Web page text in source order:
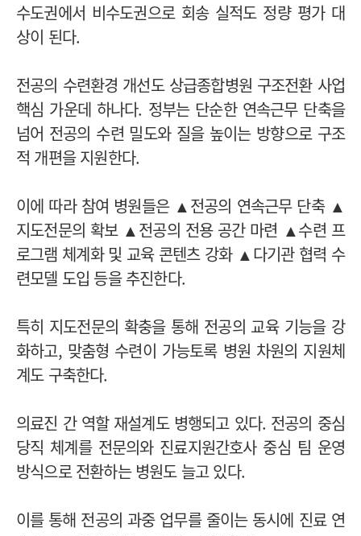
수도권에서 비수도권으로 회송 실적도 정량 평가 대
상이 된다.
전공의 수련환경 개선도 상급종합병원 구조전환 사업
핵심 가운데 하나다. 정부는 단순한 연속근무 단축을
넘어 전공의 수련 밀도와 질을 높이는 방향으로 구조
적 개편을 지원한다.
이에 따라 참여 병원들은 ▲전공의 연속근무 단축 ▲
지도전문의 확보 ▲전공의 전용 공간 마련 ▲수련 프
로그램 체계화 및 교육 콘텐츠 강화 ▲다기관 협력 수
련모델 도입 등을 추진한다.
특히 지도전문의 확충을 통해 전공의 교육 기능을 강
화하고, 맞춤형 수련이 가능토록 병원 차원의 지원체
계도 구축한다.
의료진 간 역할 재설계도 병행되고 있다. 전공의 중심
당직 체계를 전문의와 진료지원간호사 중심 팀 운영
방식으로 전환하는 병원도 늘고 있다.
이를 통해 전공의 과중 업무를 줄이는 동시에 진료 연